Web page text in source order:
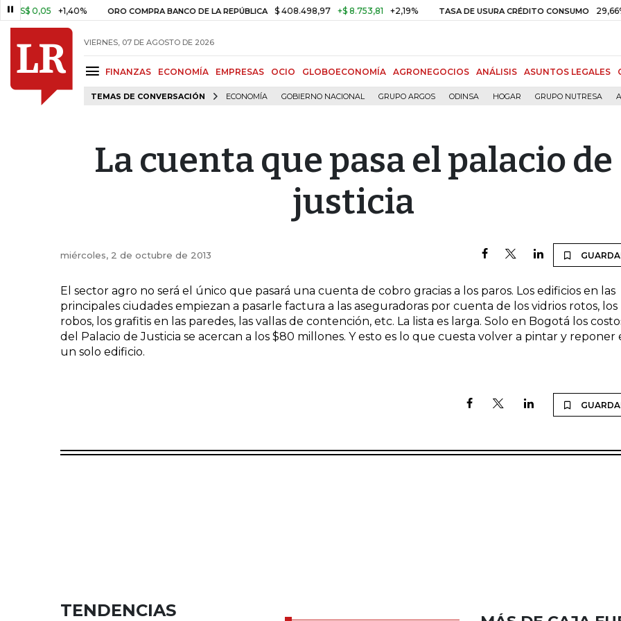
0,05 +1,40% ORO COMPRA BANCO DE LA REPÚBLICA $ 408.498,97 +$ 8.753,81 +2,19% TASA DE USURA CRÉDITO CONSUMO 29,66%
VIERNES, 07 DE AGOSTO DE 2026
FINANZAS ECONOMÍA EMPRESAS OCIO GLOBOECONOMÍA AGRONEGOCIOS ANÁLISIS ASUNTOS LEGALES
TEMAS DE CONVERSACIÓN ECONOMÍA GOBIERNO NACIONAL GRUPO ARGOS ODINSA HOGAR GRUPO NUTRESA
La cuenta que pasa el palacio de
justicia
miércoles, 2 de octubre de 2013
El sector agro no será el único que pasará una cuenta de cobro gracias a los paros. Los edificios en las
principales ciudades empiezan a pasarle factura a las aseguradoras por cuenta de los vidrios rotos, los
robos, los grafitis en las paredes, las vallas de contención, etc. La lista es larga. Solo en Bogotá los
del Palacio de Justicia se acercan a los $80 millones. Y esto es lo que cuesta volver a pintar y reponer
un solo edificio.
TENDENCIAS